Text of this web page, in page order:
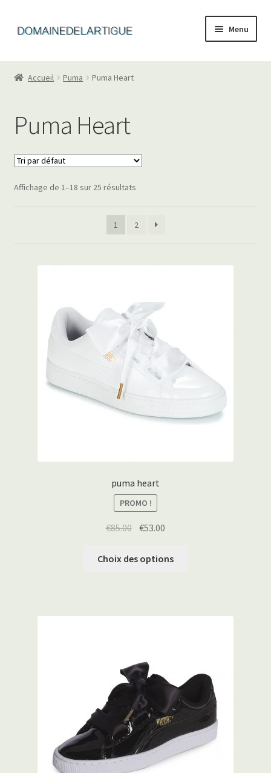
àau
Menu
Accueil
Converse Gore Tex
Converse Leopard
Puma Heart
Accueil Puma Puma Heart
Puma Heart
Affichage de 1–18 sur 25 résultats
1 2
puma heart
PROMO !
€85.00 €53.00
Choix des options